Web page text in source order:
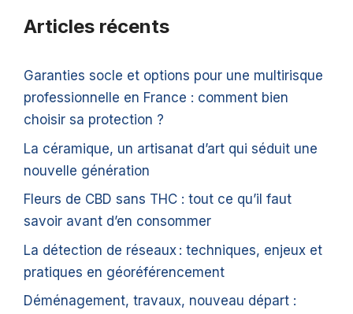
Articles récents
Garanties socle et options pour une multirisque
professionnelle en France : comment bien
choisir sa protection ?
La céramique, un artisanat d’art qui séduit une
nouvelle génération
Fleurs de CBD sans THC : tout ce qu’il faut
savoir avant d’en consommer
La détection de réseaux : techniques, enjeux et
pratiques en géoréférencement
Déménagement, travaux, nouveau départ :